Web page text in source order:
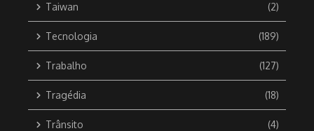
Taiwan (2)
Tecnologia (189)
Trabalho (127)
Tragédia (18)
Trânsito (4)